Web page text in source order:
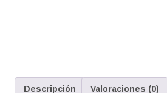
Descripción Valoraciones (0)